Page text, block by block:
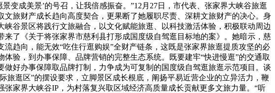
成美景’的号召，让我倍感振奋。”12月27日，市代表、张家界大峡谷旅逛
旅财产成长趋向高度契合，更果断了她履职尽责、深耕文旅财产的决心。身
谷景区将践行文旅融合，以文化赋能旅逛、以科技激活体验，积极联动周边
了《关于将张家界市慈利县打形成国度级自驾逛目标地的案》。她暗示，慈
趋向，能无效“吃住行逛购娱”全财产链条，这既是张家界旅逛提质攻坚的必
验，到办事保障、品牌营销的完整生态系统。既要建牢“快进慢逛”的交通取
好办事保障取品牌打制，力争成为可复制的国度级自驾逛旅逛示范项目。谈
旅逛区”的摆设要求，立脚景区成长根底，阐扬平易近营企业的立异活力，鞭
家界大峡谷IP，为村落复兴取区域经济高质量成长贡献更多文旅力量。“听